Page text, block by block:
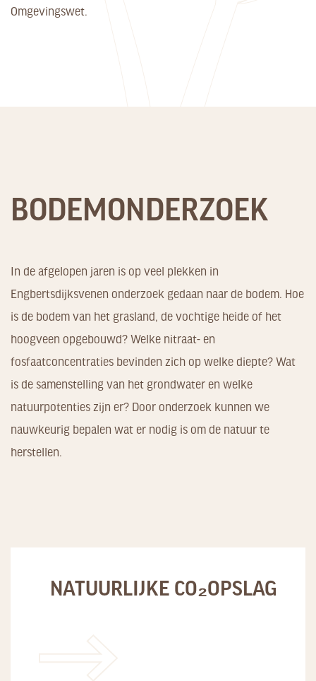
Omgevingswet.
BODEMONDERZOEK
In de afgelopen jaren is op veel plekken in
Engbertsdijksvenen onderzoek gedaan naar de bodem. Hoe
is de bodem van het grasland, de vochtige heide of het
hoogveen opgebouwd? Welke nitraat- en
fosfaatconcentraties bevinden zich op welke diepte? Wat
is de samenstelling van het grondwater en welke
natuurpotenties zijn er? Door onderzoek kunnen we
nauwkeurig bepalen wat er nodig is om de natuur te
herstellen.
NATUURLIJKE CO₂OPSLAG